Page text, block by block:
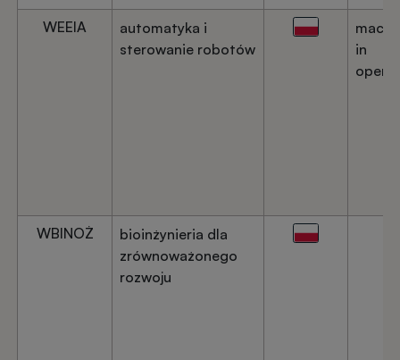
WEEIA
automatyka i
sterowanie robotów
in
WBINOŻ
bioinżynieria dla
zrównoważonego
rozwoju